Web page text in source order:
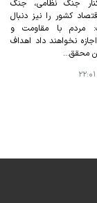
جنگ نظامی، جنگ
کشور را نیز دنبال
مردم با مقاومت و
نخواهند داد اهداف
محقق…